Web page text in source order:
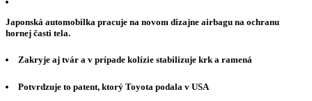
Japonská automobilka pracuje na novom dizajne airbagu na ochranu
hornej časti tela.
Zakryje aj tvár a v prípade kolízie stabilizuje krk a ramená
Potvrdzuje to patent, ktorý Toyota podala v USA